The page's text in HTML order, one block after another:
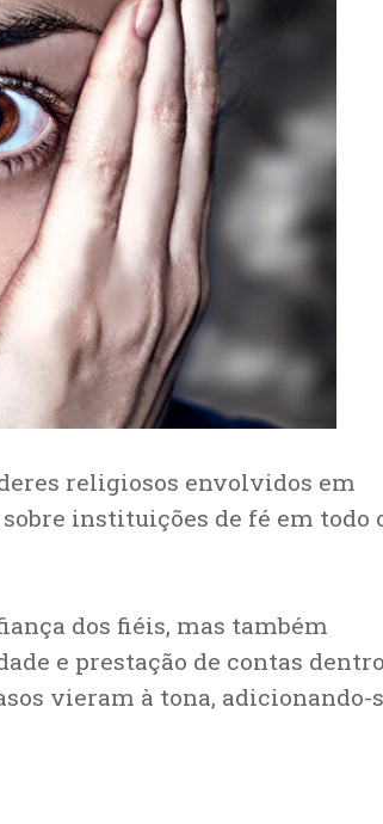
religiosos envolvidos em
instituições de fé em todo
dos fiéis, mas também
e prestação de contas dentro
vieram à tona, adicionando-